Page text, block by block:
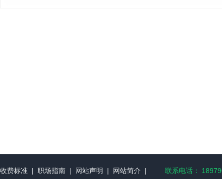
收费标准 | 职场指南 | 网站声明 | 网站简介 |
联系电话：